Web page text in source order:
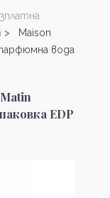
> Maison
вода
EDP